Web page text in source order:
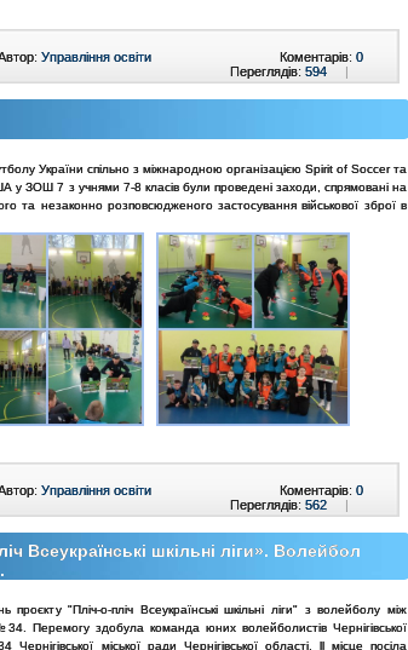
Управління освіти Коментарів: 0
Переглядів: 594 |
України спільно з міжнародною організацією Spirit of Soccer та
у ЗОШ 7 з учнями 7-8 класів були проведені заходи, спрямовані на
та незаконно розповсюдженого застосування військової зброї в
Управління освіти Коментарів: 0
Переглядів: 562 |
Всеукраїнські шкільні ліги». Волейбол
"Пліч-о-пліч Всеукраїнські шкільні ліги" з волейболу між
здобула команда юних волейболистів Чернігівської
Чернігівської міської ради Чернігівської області, ll місце посіла